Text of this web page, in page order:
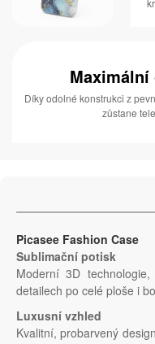
Maximální
Díky odolné konstrukci z
zůstane
Picasee Fashion Case
Sublimační potisk
Moderní 3D
detailech po celé ploše i
Luxusní vzhled
Kvalitní, probarvený